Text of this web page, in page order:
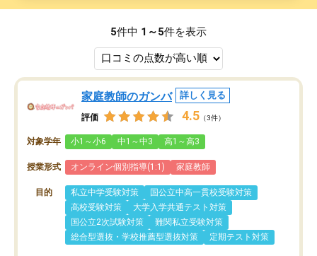
5件中 1～5件を表示
家庭教師のガンバ 詳しく見る
評価 4.5 （3件）
対象学年 小1～小6 中1～中3 高1～高3
授業形式 オンライン個別指導(1:1) 家庭教師
目的 私立中学受験対策
国公立中高一貫校受験対策
高校受験対策
大学入学共通テスト対策
国公立2次試験対策
難関私立受験対策
総合型選抜・学校推薦型選抜対策
定期テスト対策